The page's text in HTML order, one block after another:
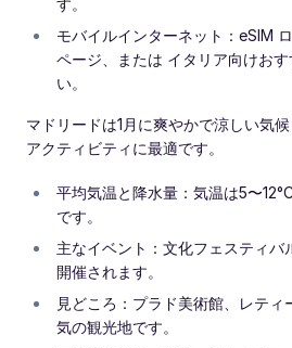
す。
モバイルインターネット：eSIM
ページ、または イタリア向けお
い。
マドリードは1月に爽やかで涼しい気
アクティビティに最適です。
平均気温と降水量：気温は5〜
です。
主なイベント：文化フェスティバ
開催されます。
見どころ：プラド美術館、レティ
気の観光地です。